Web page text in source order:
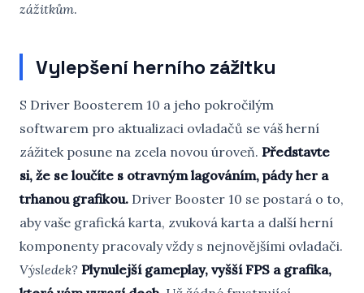
zážitkům.
Vylepšení herního zážitku
S Driver Boosterem 10 a jeho pokročilým
softwarem pro aktualizaci ovladačů se váš herní
zážitek posune na zcela novou úroveň. Představte
si, že se loučíte s otravným lagováním, pády her a
trhanou grafikou. Driver Booster 10 se postará o to,
aby vaše grafická karta, zvuková karta a další herní
komponenty pracovaly vždy s nejnovějšími ovladači.
Výsledek? Plynulejší gameplay, vyšší FPS a grafika,